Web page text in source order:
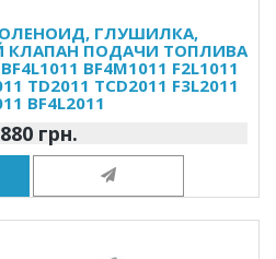
ГЛУШИЛКА,
КЛАПАН ПОДАЧИ ТОПЛИВА
BF4M1011 F2L1011
TD2011 TCD2011 F3L2011
BF4L2011
грн.